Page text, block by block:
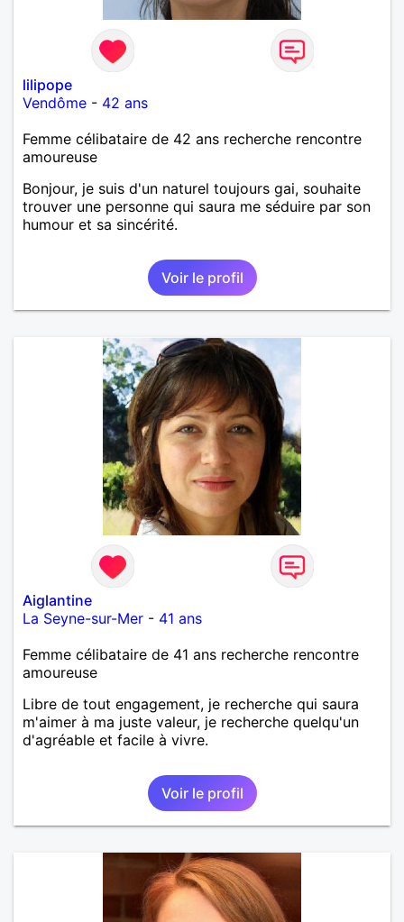
lilipope
Vendôme - 42 ans
Femme célibataire de 42 ans recherche rencontre
amoureuse
Bonjour, je suis d'un naturel toujours gai, souhaite
trouver une personne qui saura me séduire par son
humour et sa sincérité.
Voir le profil
Aiglantine
La Seyne-sur-Mer - 41 ans
Femme célibataire de 41 ans recherche rencontre
amoureuse
Libre de tout engagement, je recherche qui saura
m'aimer à ma juste valeur, je recherche quelqu'un
d'agréable et facile à vivre.
Voir le profil